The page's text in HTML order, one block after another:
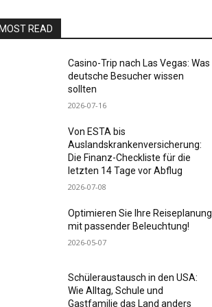
MOST READ
Casino-Trip nach Las Vegas: Was
deutsche Besucher wissen
sollten
2026-07-16
Von ESTA bis
Auslandskrankenversicherung:
Die Finanz-Checkliste für die
letzten 14 Tage vor Abflug
2026-07-08
Optimieren Sie Ihre Reiseplanung
mit passender Beleuchtung!
2026-05-07
Schüleraustausch in den USA:
Wie Alltag, Schule und
Gastfamilie das Land anders